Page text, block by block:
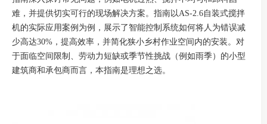
难，并提供切实可行的现场解决方案。指南以AS-2.6自装式搅拌
机的实际应用案例为例，展示了智能控制系统如何将人为错误减
少高达30%，提高效率，并简化狭小乡村作业空间内的安装。对
于面临空间限制、劳动力短缺或季节性挑战（例如雨季）的小型
建筑商和承包商而言，本指南是理想之选。